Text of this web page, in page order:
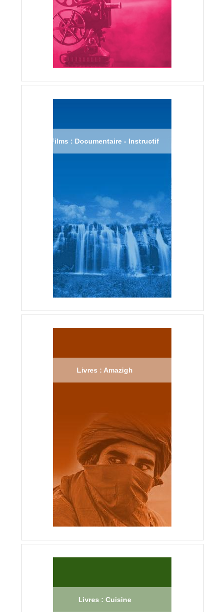
Films : Documentaire - Instructif
Livres : Amazigh
Livres : Cuisine